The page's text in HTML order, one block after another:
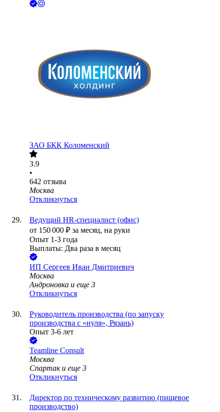
ЗАО БКК Коломенский
3.9
•
642 отзыва
Москва
Откликнуться
Ведущий HR-специалист (офис)
от 150 000 ₽ за месяц, на руки
Опыт 1-3 года
Выплаты: Два раза в месяц
ИП Сергеев Иван Дмитриевич
Москва
Андроновка и еще 3
Откликнуться
Руководитель производства (по запуску
производства с «нуля», Рязань)
Опыт 3-6 лет
Teamline Consult
Москва
Спартак и еще 3
Откликнуться
Директор по техническому развитию (пищевое
производство)